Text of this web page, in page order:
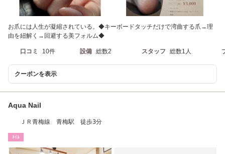
お爪には人生が凝縮されている。◆キーボードタッチだけで湾曲する爪→理
由を紐解く→回避する美フォルム◆
口コミ 10件 設備 総数2 スタッフ 総数1人
クーポンを表示
Aqua Nail
ＪＲ青梅線 青梅駅 徒歩3分
ﾈｲﾙ